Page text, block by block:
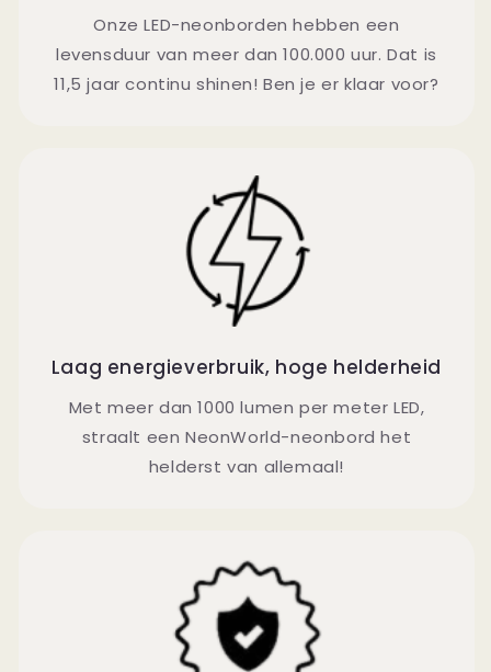
Onze LED-neonborden hebben een
levensduur van meer dan 100.000 uur. Dat is
11,5 jaar continu shinen! Ben je er klaar voor?
Laag energieverbruik, hoge helderheid
Met meer dan 1000 lumen per meter LED,
straalt een NeonWorld-neonbord het
helderst van allemaal!